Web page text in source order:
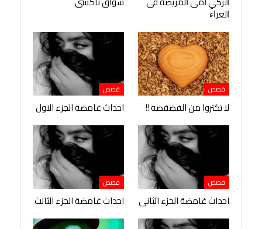
ﺍﻟﻌﺮﺍﺀ
قصص
لا تكثروا من الفضفضة !!
قصص
احداث غامضة الجزء الاول
قصص
احداث غامضة الجزء الثانى
قصص
احداث غامضة الجزء الثالث